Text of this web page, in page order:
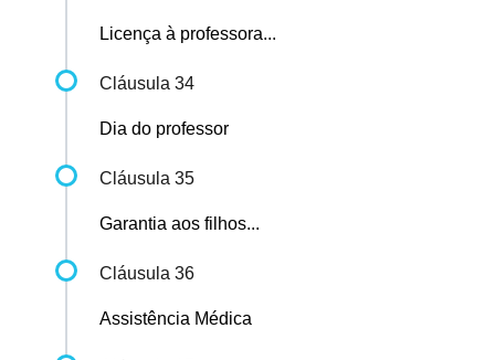
Licença à professora...
Cláusula 34
Dia do professor
Cláusula 35
Garantia aos filhos...
Cláusula 36
Assistência Médica